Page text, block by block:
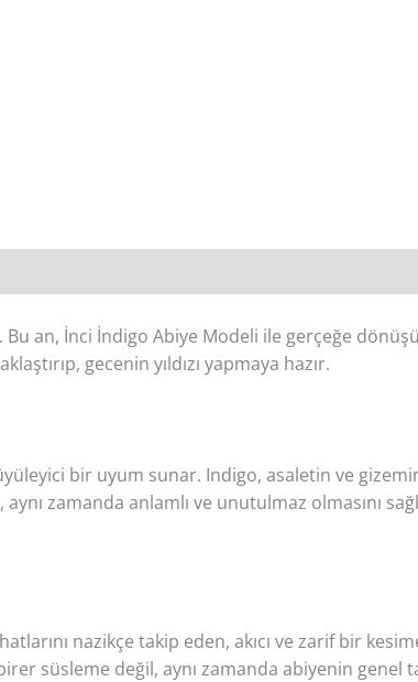
an, İnci İndigo Abiye Modeli ile gerçeğe
gecenin yıldızı yapmaya hazır.
bir uyum sunar. Indigo, asaletin ve
zamanda anlamlı ve unutulmaz olmasını
nazikçe takip eden, akıcı ve zarif bir
süsleme değil, aynı zamanda abiyenin genel